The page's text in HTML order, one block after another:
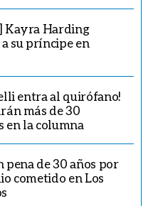
la rectora responde al proceso de auditoria en curso.
Kayra Harding
su príncipe en
entra al quirófano!
más de 30
en la columna
pena de 30 años por
cometido en Los